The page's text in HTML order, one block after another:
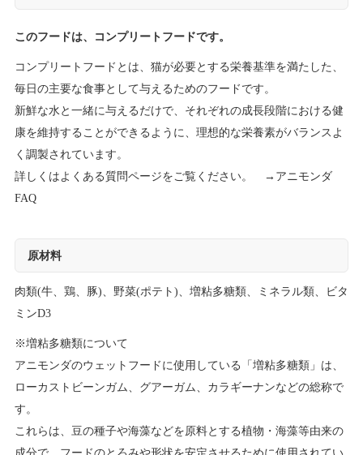
このフードは、コンプリートフードです。
コンプリートフードとは、猫が必要とする栄養基準を満たした、
毎日の主要な食事として与えるためのフードです。
新鮮な水と一緒に与えるだけで、それぞれの成長段階における健
康を維持することができるように、理想的な栄養素がバランスよ
く調製されています。
詳しくはよくある質問ページをご覧ください。 → アニモンダ
FAQ
原材料
肉類(牛、鶏、豚)、野菜(ポテト)、増粘多糖類、ミネラル類、ビタ
ミンD3
※増粘多糖類について
アニモンダのウェットフードに使用している「増粘多糖類」は、
ローカストビーンガム、グアーガム、カラギーナンなどの総称で
す。
これらは、豆の種子や海藻などを原料とする植物・海藻等由来の